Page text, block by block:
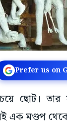
Prefer us on
ছোট। তার
এক মণ্ডপ